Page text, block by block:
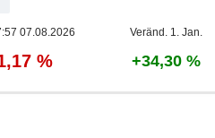
07.08.2026 Veränd. 1. Jan.
% +34,30 %